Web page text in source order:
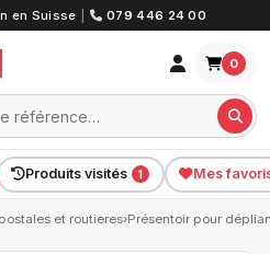
en Suisse 079 446 24 00
0
Produits visités 1 Mes
et routieres›Présentoir pour